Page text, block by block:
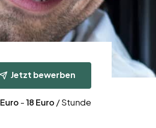
Jetzt bewerben
Euro -18 Euro / Stunde